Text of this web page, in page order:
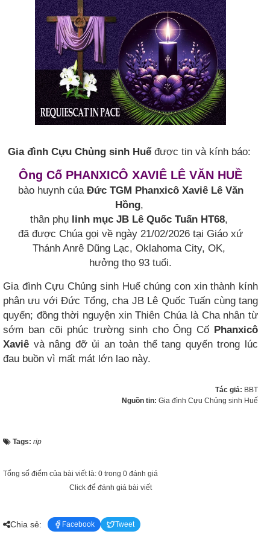
Gia đình Cựu Chủng sinh Huếđược tin và kính báo:
Ông Cố PHANXICÔ XAVIÊ LÊ VĂN HUỀ
bào huynh của Đức TGM Phanxicô Xaviê Lê Văn
Hồng,
thân phụ linh mục JB Lê Quốc Tuấn HT68,
đã được Chúa gọi về ngày 21/02/2026 tại Giáo xứ
Thánh Anrê Dũng Lạc, Oklahoma City, OK,
hưởng thọ 93 tuổi.
Gia đình Cựu Chủng sinh Huế chúng con xin thành kính
phân ưu với Đức Tổng, cha JB Lê Quốc Tuấn cùng tang
quyến; đồng thời nguyện xin Thiên Chúa là Cha nhân từ
sớm ban cõi phúc trường sinh cho Ông Cố Phanxicô
Xaviê và nâng đỡ ủi an toàn thể tang quyến trong lúc
đau buồn vì mất mát lớn lao này.
Tác giả: BBT
Nguồn tin: Gia đình Cựu Chủng sinh Huế
Tags: rip
Tổng số điểm của bài viết là: 0 trong 0 đánh giá
Click để đánh giá bài viết
Chia sẻ: Facebook Tweet